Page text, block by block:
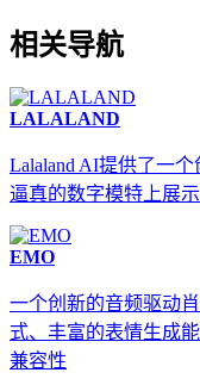
相关导航
LALALAND
Lalaland AI提供了一
逼真的数字模特上展
EMO
一个创新的音频驱动
式、丰富的表情生成
兼容性